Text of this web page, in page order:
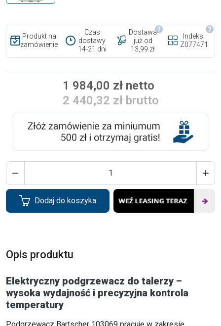
Produkt na
zamówienie
Czas
dostawy
14-21 dni
Dostawa
już od
13,99 zł
Indeks:
Z077471
1 984,00 zł netto
2 440,32 zł brutto
 
Dodaj do koszyka
Opis produktu
Elektryczny podgrzewacz do talerzy –
wysoka wydajność i precyzyjna kontrola
temperatury
Podgrzewacz Bartscher 103069 pracuje w zakresie